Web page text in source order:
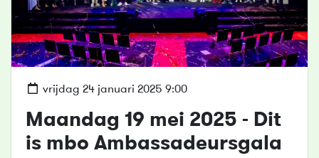
vrijdag 24 januari 2025 9:00
Maandag 19 mei 2025 - Dit
is mbo Ambassadeursgala